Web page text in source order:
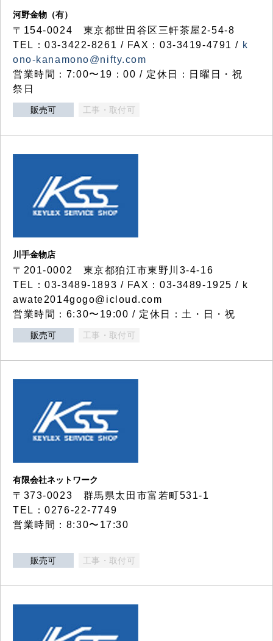
河野金物（有）
〒154-0024 東京都世田谷区三軒茶屋2-54-8
TEL：03-3422-8261 / FAX：03-3419-4791 / k
ono-kanamono@nifty.com
営業時間：7:00〜19：00 / 定休日：日曜日・祝
祭日
販売可 工事・取付可
川手金物店
〒201-0002 東京都狛江市東野川3-4-16
TEL：03-3489-1893 / FAX：03-3489-1925 / k
awate2014gogo@icloud.com
営業時間：6:30〜19:00 / 定休日：土・日・祝
販売可 工事・取付可
有限会社ネットワーク
〒373-0023 群馬県太田市富若町531-1
TEL：0276-22-7749
営業時間：8:30〜17:30
販売可 工事・取付可